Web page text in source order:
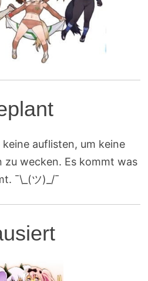
auflisten, um keine
wecken. Es kommt was
¯\_(ツ)_/¯